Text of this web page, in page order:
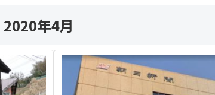
2020年4月